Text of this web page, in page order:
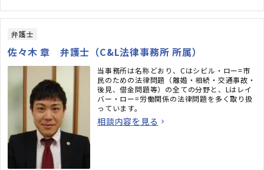
弁護士
佐々木 章 弁護士（C&L法律事務所 所属）
当事務所は名称どおり、Cはシビル・ロー=市
民のための法律問題（離婚・相続・交通事故・
後見、借金問題等）の全ての分野と、Lはレイ
バー・ロー=労働関係の法律問題を多く取り扱
っています。
相談内容を見る